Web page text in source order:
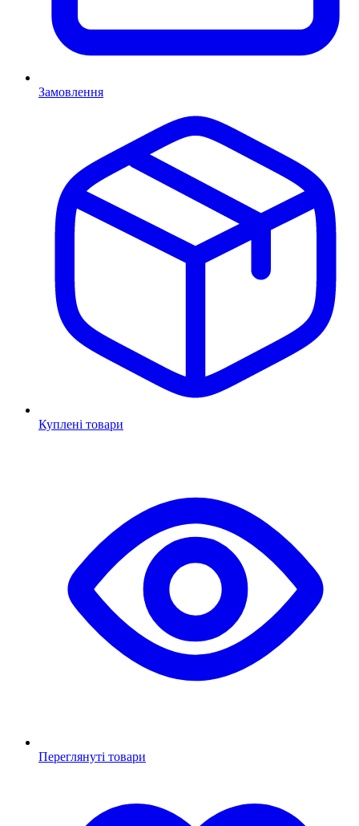
Замовлення
Куплені товари
Переглянуті товари